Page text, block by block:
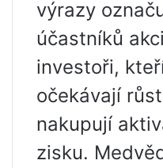
výrazy
účastníků
investoři,
očekávají
nakupují
zisku.